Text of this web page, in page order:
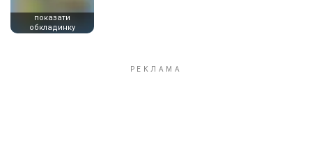
показати
обкладинку